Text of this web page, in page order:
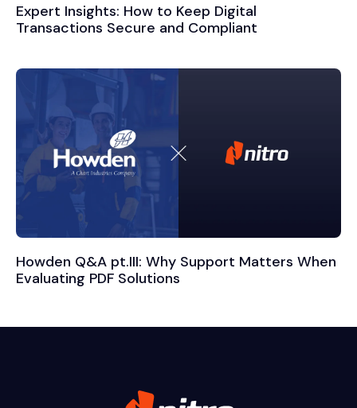
Expert Insights: How to Keep Digital
Transactions Secure and Compliant
Howden Q&A pt.III: Why Support Matters When
Evaluating PDF Solutions